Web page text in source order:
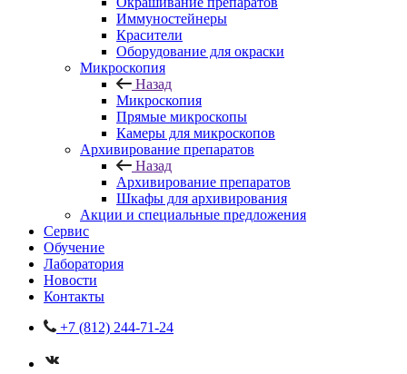
Иммуностейнеры
Красители
Оборудование для окраски
Микроскопия
Назад
Микроскопия
Прямые микроскопы
Камеры для микроскопов
Архивирование препаратов
Назад
Архивирование препаратов
Шкафы для архивирования
Акции и специальные предложения
Сервис
Обучение
Лаборатория
Новости
Контакты
+7 (812) 244-71-24